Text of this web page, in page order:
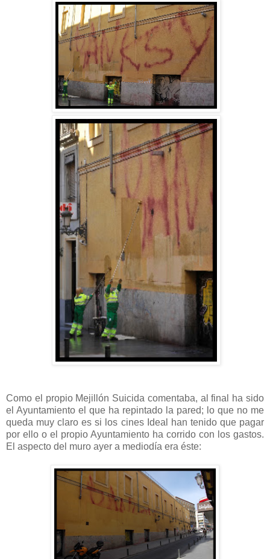
Como el propio Mejillón Suicida comentaba, al final ha sido
el Ayuntamiento el que ha repintado la pared; lo que no me
queda muy claro es si los cines Ideal han tenido que pagar
por ello o el propio Ayuntamiento ha corrido con los gastos.
El aspecto del muro ayer a mediodía era éste: